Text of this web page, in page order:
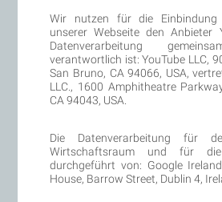
Wir nutzen für die
unserer Webseite den Anbieter
Datenverarbeitung
verantwortlich ist: YouTube LLC,
San Bruno, CA 94066, USA,
LLC., 1600 Amphitheatre
CA 94043, USA.
Die Datenverarbeitung für
Wirtschaftsraum und für
durchgeführt von: Google
House, Barrow Street, Dublin 4,